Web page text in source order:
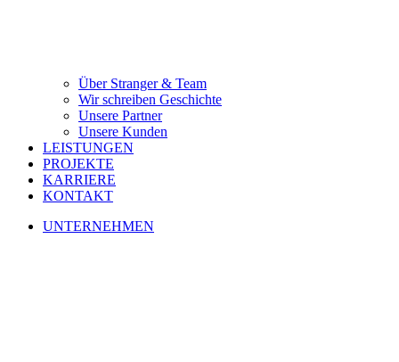
Über Stranger & Team
Wir schreiben Geschichte
Unsere Partner
Unsere Kunden
LEISTUNGEN
PROJEKTE
KARRIERE
KONTAKT
UNTERNEHMEN